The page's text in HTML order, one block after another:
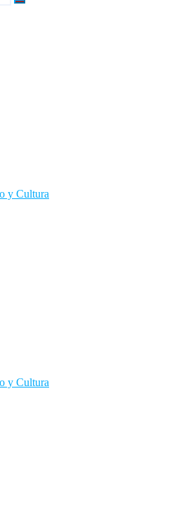
y Cultura
y Cultura